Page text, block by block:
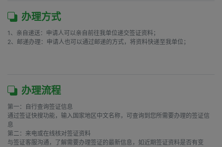
办理方式
1、亲自递送：申请人可以亲自前往我单位递交签证资料；
2、邮递办理：申请人也可以通过邮递的方式，将资料快递至我单位；
办理流程
第一：自行查询签证信息
通过签证快搜功能，输入国家地区中文名称，可查询到您所需要办理的签证信
息
第二：来电或在线核对签证资料
与签证客服沟通，了解需要办理签证的最新信息，如近期签证资料是否有变